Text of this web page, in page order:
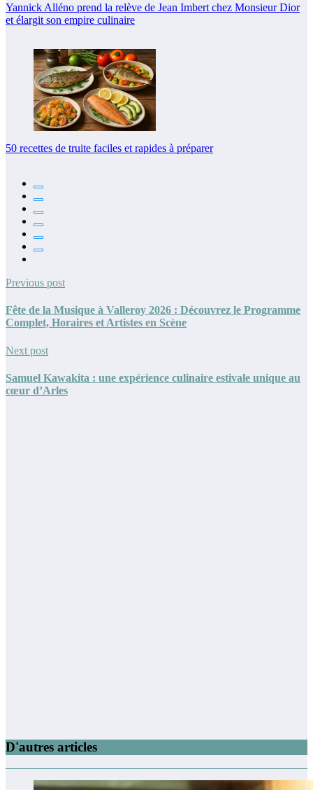
Yannick Alléno prend la relève de Jean Imbert chez Monsieur Dior
et élargit son empire culinaire
50 recettes de truite faciles et rapides à préparer
Previous post
Fête de la Musique à Valleroy 2026 : Découvrez le Programme
Complet, Horaires et Artistes en Scène
Next post
Samuel Kawakita : une expérience culinaire estivale unique au
cœur d’Arles
D'autres articles